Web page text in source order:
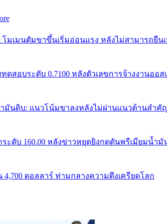
โมเมนตัมขาขึ้นเริ่มอ่อนแรง หลังไม่สามารถยื
ดสอบระดับ 0.7100 หลังตัวเลขการจ้างงานออ
ำมันดิบ: แนวโน้มขาลงหลังไม่ผ่านแนวต้านสำคั
ระดับ 160.00 หลังข่าวหยุดยิงกดดันพรีเมียมน้ำมั
ดอลลาร์ ท่ามกลางความตึงเครียดโลก